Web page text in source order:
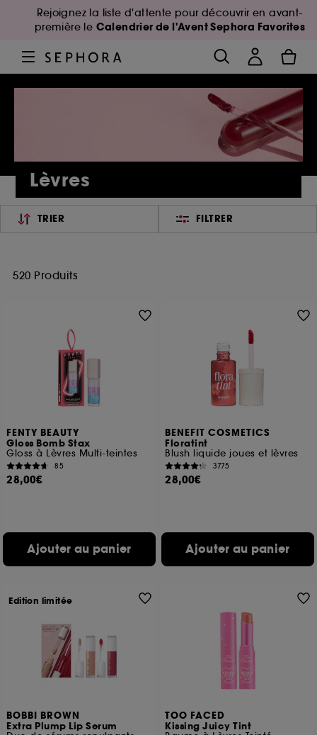
Rejoignez la liste d'attente pour découvrir en avant-
première le Calendrier de l'Avent Sephora Favorites
Lèvres
TRIER FILTRER
520 Produits
FENTY BEAUTY
Gloss Bomb Stax
Gloss à Lèvres Multi-teintes
85
28,00€
Ajouter au panier
BENEFIT COSMETICS
Floratint
Blush liquide joues et lèvres
3775
28,00€
Ajouter au panier
BOBBI BROWN
Extra Plump Lip Serum
Edition limitée
TOO FACED
Kissing Juicy Tint